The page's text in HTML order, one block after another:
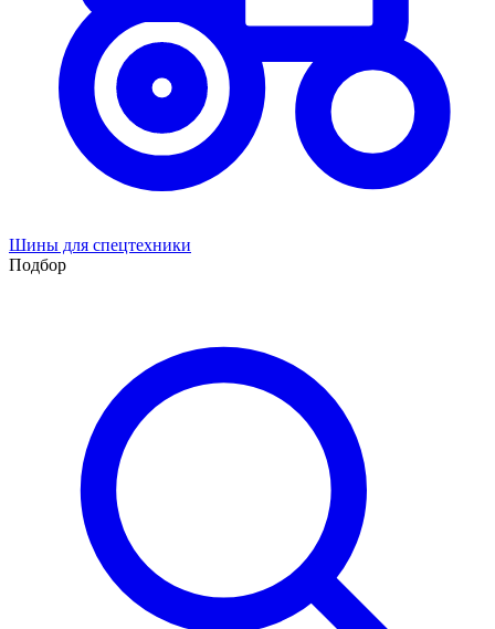
Шины для спецтехники
Подбор